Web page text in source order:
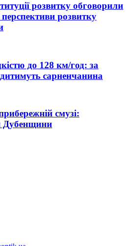
розвитку обговорили
розвитку
до 128 км/год: за
сарненчанина
смузі:
Дубенщини